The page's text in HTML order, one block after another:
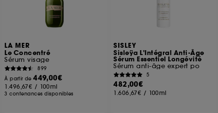
LA MER
Le Concentré
Sérum visage
899
À partir de449,00€
1.496,67€ / 100ml
3 contenances disponibles
SISLEY
Sisleÿa L'Intégral Anti-Âge
Sérum Essentiel Longévité
Sérum anti-âge expert po
5
482,00€
1.606,67€ / 100ml